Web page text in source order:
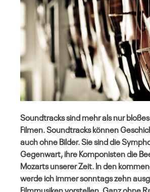
Soundtracks sind mehr als nur
Filmen. Soundtracks können
auch ohne Bilder. Sie sind die
Gegenwart, ihre Komponisten die
Mozarts unserer Zeit. In den
werde ich immer sonntags zehn